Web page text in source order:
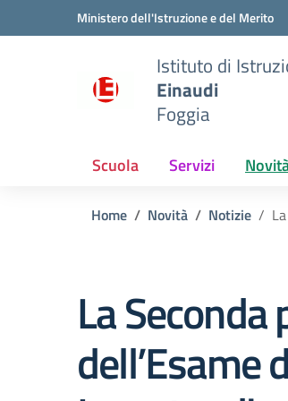
Vai ai contenuti
Vai al menu di navigazioneMinistero dell'Istruzione e del Merito
Istituto di
Einaudi
Foggia
Scuola Servizi
Home Novità Notizie
La Seconda
dell’Esame